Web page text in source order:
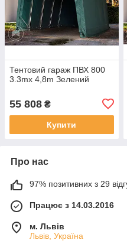
Тентовий гараж ПВХ 800
3.3mx 4,8m Зелений
55 808 ₴
Купити
Про нас
97% позитивних з 29
Працює з 14.03.2016
м. Львів
Львів, Україна